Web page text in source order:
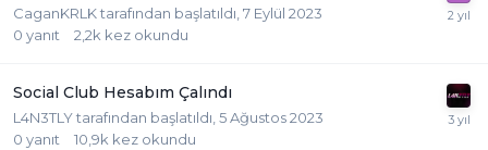
CaganKRLKtarafından başlatıldı,7 Eylül 2023
0 yanıt 2,2k kez okundu
Social Club Hesabım Çalındı
L4N3TLYtarafından başlatıldı,5 Ağustos 2023
0 yanıt 10,9k kez okundu